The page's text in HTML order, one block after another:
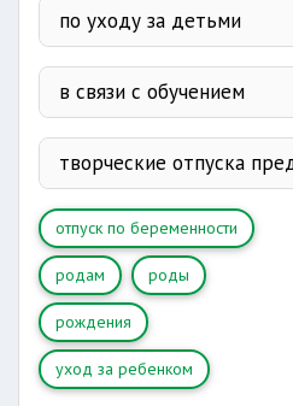
по уходу за детьми
дополнительный
заработной платы
в связи с обучением
работникам
производства
одного свободного
месяцев
творческие отпуска
3 месяцев
кандидатской
6 месяцев
отпуск по беременности
родам роды
рождения
уход за ребенком